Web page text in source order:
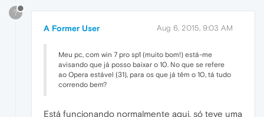
?
A Former User Aug 6, 2015, 9:03 AM
Meu pc, com win 7 pro sp1 (muito bom!) está-me
avisando que já posso baixar o 10. No que se refere
ao Opera estável (31), para os que já têm o 10, tá tudo
correndo bem?
Está funcionando normalmente aqui, só teve uma